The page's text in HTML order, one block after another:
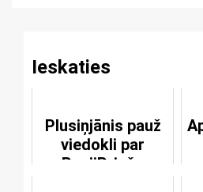
Ieskaties
Plusiņjānis pauž
viedokli par
PepijPrinču